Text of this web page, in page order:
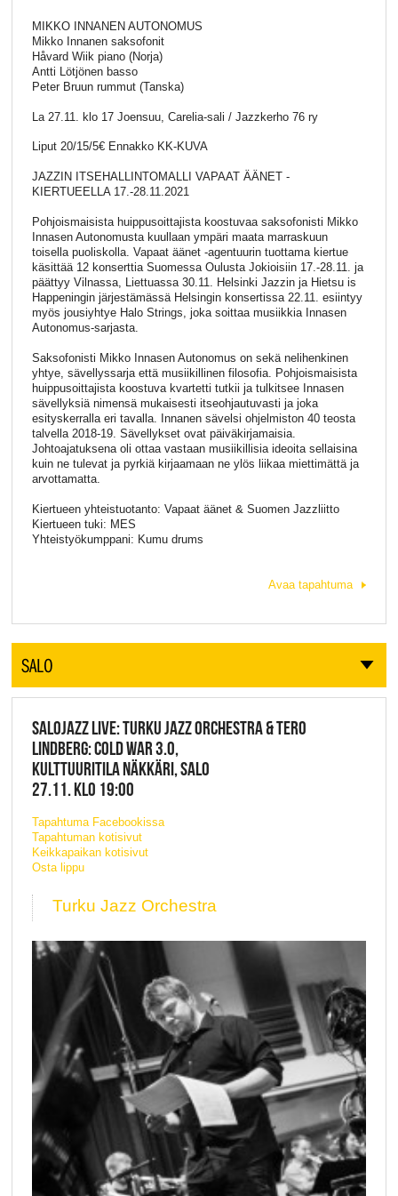
MIKKO INNANEN AUTONOMUS
Mikko Innanen saksofonit
Håvard Wiik piano (Norja)
Antti Lötjönen basso
Peter Bruun rummut (Tanska)
La 27.11. klo 17 Joensuu, Carelia-sali / Jazzkerho 76 ry
Liput 20/15/5€ Ennakko KK-KUVA
JAZZIN ITSEHALLINTOMALLI VAPAAT ÄÄNET -
KIERTUEELLA 17.-28.11.2021
Pohjoismaisista huippusoittajista koostuvaa saksofonisti Mikko
Innasen Autonomusta kuullaan ympäri maata marraskuun
toisella puoliskolla. Vapaat äänet -agentuurin tuottama kiertue
käsittää 12 konserttia Suomessa Oulusta Jokioisiin 17.-28.11. ja
päättyy Vilnassa, Liettuassa 30.11. Helsinki Jazzin ja Hietsu is
Happeningin järjestämässä Helsingin konsertissa 22.11. esiintyy
myös jousiyhtye Halo Strings, joka soittaa musiikkia Innasen
Autonomus-sarjasta.
Saksofonisti Mikko Innasen Autonomus on sekä nelihenkinen
yhtye, sävellyssarja että musiikillinen filosofia. Pohjoismaisista
huippusoittajista koostuva kvartetti tutkii ja tulkitsee Innasen
sävellyksiä nimensä mukaisesti itseohjautuvasti ja joka
esityskerralla eri tavalla. Innanen sävelsi ohjelmiston 40 teosta
talvella 2018-19. Sävellykset ovat päiväkirjamaisia.
Johtoajatuksena oli ottaa vastaan musiikillisia ideoita sellaisina
kuin ne tulevat ja pyrkiä kirjaamaan ne ylös liikaa miettimättä ja
arvottamatta.
Kiertueen yhteistuotanto: Vapaat äänet & Suomen Jazzliitto
Kiertueen tuki: MES
Yhteistyökumppani: Kumu drums
Avaa tapahtuma
SALO
SALOJAZZ LIVE: TURKU JAZZ ORCHESTRA & TERO
LINDBERG: COLD WAR 3.0,
KULTTUURITILA NÄKKÄRI, SALO
27.11. KLO 19:00
Tapahtuma Facebookissa
Tapahtuman kotisivut
Keikkapaikan kotisivut
Osta lippu
Turku Jazz Orchestra